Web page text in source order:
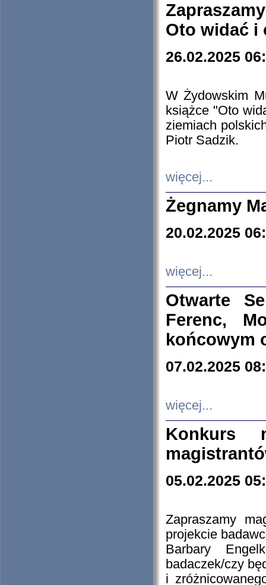
Oto widać i
26.02.2025
W Żydowskim
książce "Oto
ziemiach
Piotr Sadzik.
więcej...
Żegnamy
20.02.2025
więcej...
Otwarte
Ferenc,
końcowym
07.02.2025
więcej...
Konkurs
05.02.2025
Zapraszamy
projekcie
Barbary
badaczek/czy
i